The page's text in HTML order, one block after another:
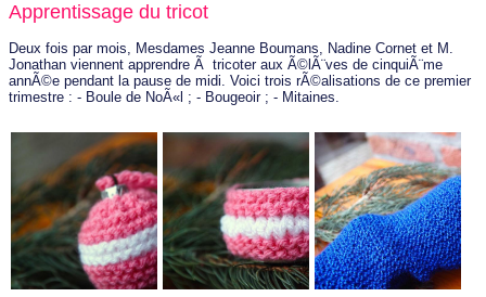
Apprentissage du tricot
Deux fois par mois, Mesdames Jeanne Boumans, Nadine Cornet et M.
Jonathan viennent apprendre Ã tricoter aux Ã©lÃ¨ves de cinquiÃ¨me
annÃ©e pendant la pause de midi. Voici trois rÃ©alisations de ce premier
trimestre : - Boule de NoÃ«l ; - Bougeoir ; - Mitaines.